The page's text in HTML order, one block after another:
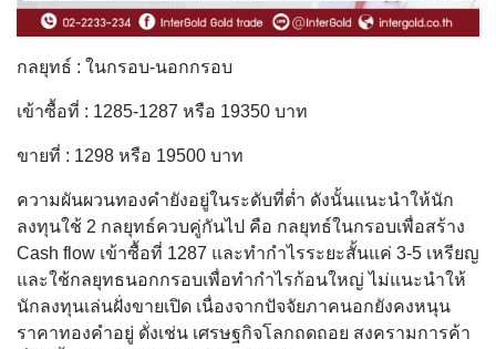
กลยุทธ์ : ในกรอบ-นอกกรอบ
เข้าซื้อที่ : 1285-1287 หรือ 19350 บาท
ขายที่ : 1298 หรือ 19500 บาท
ความผันผวนทองคำยังอยู่ในระดับที่ต่ำ ดังนั้นแนะนำให้นัก
ลงทุนใช้ 2 กลยุทธ์ควบคู่กันไป คือ กลยุทธ์ในกรอบเพื่อสร้าง
Cash flow เข้าซื้อที่ 1287 และทำกำไรระยะสั้นแค่ 3-5 เหรียญ
และใช้กลยุทธนอกกรอบเพื่อทำกำไรก้อนใหญ่ ไม่แนะนำให้
นักลงทุนเล่นฝั่งขายเปิด เนื่องจากปัจจัยภาคนอกยังคงหนุน
ราคาทองคำอยู่ ดั่งเช่น เศรษฐกิจโลกถดถอย สงครามการค้า